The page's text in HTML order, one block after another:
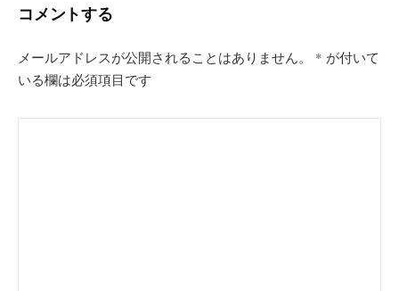
ン
コメントする
メールアドレスが公開されることはありません。 * が付いて
いる欄は必須項目です